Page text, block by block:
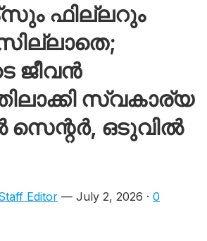
ഫില്ലറും
ജീവൻ
സ്വകാര്യ
സെന്റർ, ഒടുവിൽ
Editor— July 2, 2026 · 0